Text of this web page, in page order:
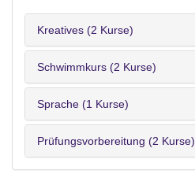
Kreatives (2 Kurse)
Schwimmkurs (2 Kurse)
Sprache (1 Kurse)
Prüfungsvorbereitung (2 Kurse)